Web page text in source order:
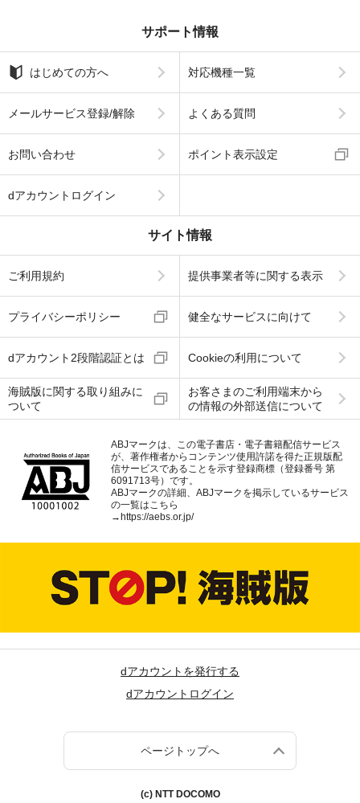
サポート情報
はじめての方へ 対応機種一覧
メールサービス登録/解除 よくある質問
お問い合わせ ポイント表示設定
dアカウントログイン
サイト情報
ご利用規約 提供事業者等に関する表示
プライバシーポリシー 健全なサービスに向けて
dアカウント2段階認証とは Cookieの利用について
海賊版に関する取り組みに
ついて
お客さまのご利用端末から
の情報の外部送信について
ABJマークは、この電子書店・電子書籍配信サービス
が、著作権者からコンテンツ使用許諾を得た正規版配
信サービスであることを示す登録商標（登録番号 第
6091713号）です。
ABJマークの詳細、ABJマークを掲示しているサービス
の一覧はこちら
→ https://aebs.or.jp/
dアカウントを発行する
dアカウントログイン
ページトップへ
(c) NTT DOCOMO